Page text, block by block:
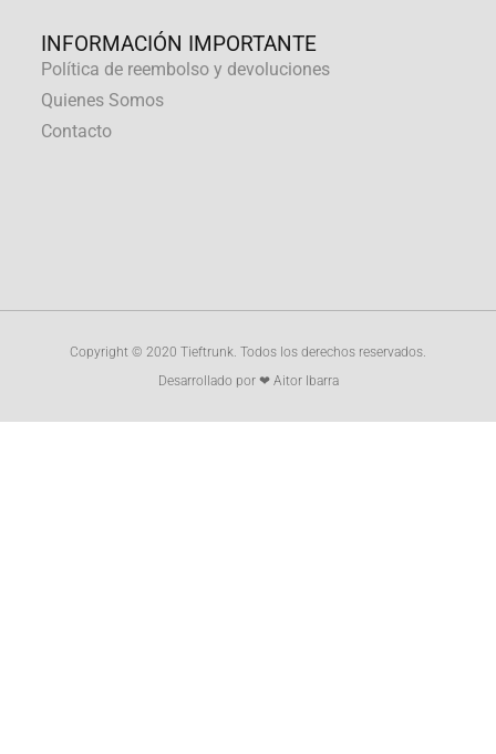
INFORMACIÓN IMPORTANTE
Política de reembolso y devoluciones
Quienes Somos
Contacto
Copyright © 2020 Tieftrunk. Todos los derechos reservados.
Desarrollado por ❤ Aitor Ibarra